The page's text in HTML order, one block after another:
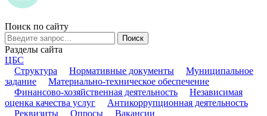
Поиск по сайту
Поиск
Разделы сайта
ЦБС
Структура
Нормативные документы
Муниципальное
задание
Материально-техническое обеспечение
Финансово-хозяйственная деятельность
Независимая
оценка качества услуг
Антикоррупционная деятельность
Реквизиты
Опросы
Вакансии